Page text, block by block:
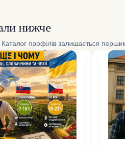
нижче
Каталог профілів залишається